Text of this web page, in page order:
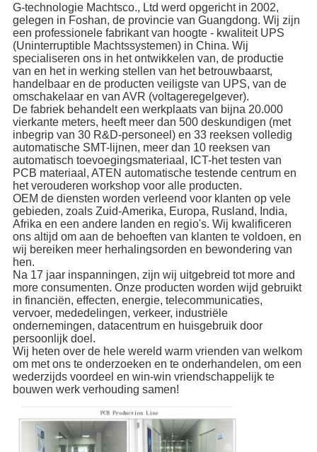
G-technologie Machtsco., Ltd werd opgericht in 2002,
gelegen in Foshan, de provincie van Guangdong. Wij zijn
een professionele fabrikant van hoogte - kwaliteit UPS
(Uninterruptible Machtssystemen) in China. Wij
specialiseren ons in het ontwikkelen van, de productie
van en het in werking stellen van het betrouwbaarst,
handelbaar en de producten veiligste van UPS, van de
omschakelaar en van AVR (voltageregelgever).
De fabriek behandelt een werkplaats van bijna 20.000
vierkante meters, heeft meer dan 500 deskundigen (met
inbegrip van 30 R&D-personeel) en 33 reeksen volledig
automatische SMT-lijnen, meer dan 10 reeksen van
automatisch toevoegingsmateriaal, ICT-het testen van
PCB materiaal, ATEN automatische testende centrum en
het verouderen workshop voor alle producten.
OEM de diensten worden verleend voor klanten op vele
gebieden, zoals Zuid-Amerika, Europa, Rusland, India,
Afrika en een andere landen en regio's. Wij kwalificeren
ons altijd om aan de behoeften van klanten te voldoen, en
wij bereiken meer herhalingsorden en bewondering van
hen.
Na 17 jaar inspanningen, zijn wij uitgebreid tot more and
more consumenten. Onze producten worden wijd gebruikt
in financiën, effecten, energie, telecommunicaties,
vervoer, mededelingen, verkeer, industriële
ondernemingen, datacentrum en huisgebruik door
persoonlijk doel.
Wij heten over de hele wereld warm vrienden van welkom
om met ons te onderzoeken en te onderhandelen, om een
wederzijds voordeel en win-win vriendschappelijk te
bouwen werk verhouding samen!